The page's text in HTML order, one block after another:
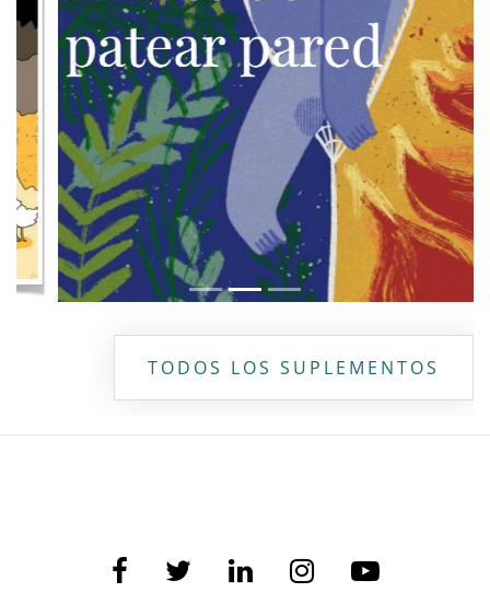
TODOS LOS SUPLEMENTOS